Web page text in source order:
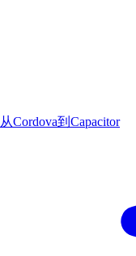
从Cordova到Capacitor